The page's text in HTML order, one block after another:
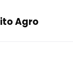
Agro